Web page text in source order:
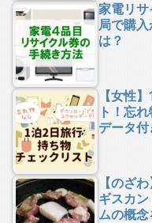
家電リ
局で購
は？
【女性
ト！忘
データ付
【のざ
ギスカ
ムの概